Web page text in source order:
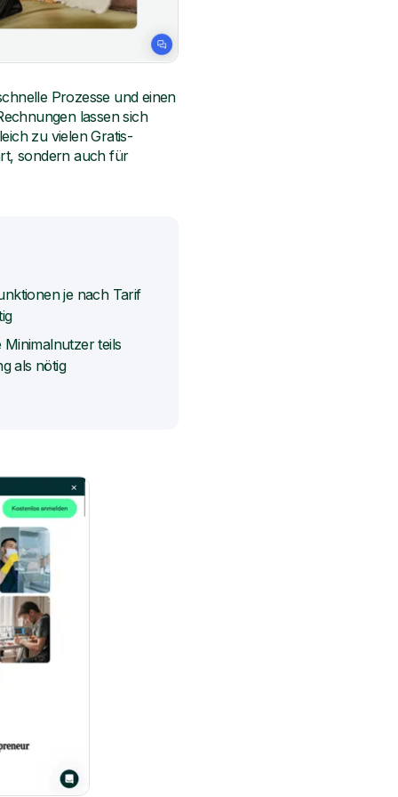
Prozesse und einen
lassen sich
zu vielen Gratis-
sondern auch für
je nach Tarif
teils
als nötig